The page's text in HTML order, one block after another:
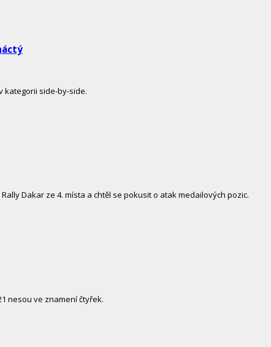
kategorii side-by-side.
Dakar ze 4. místa a chtěl se pokusit o atak medailových pozic.
nesou ve znamení čtyřek.